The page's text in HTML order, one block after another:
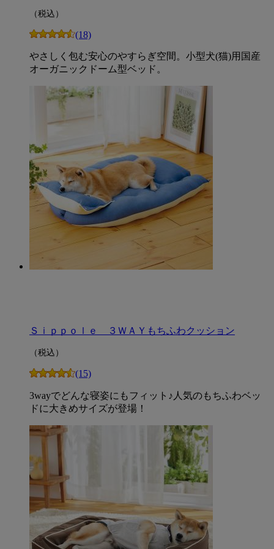
（税込）
(18)
やさしく包む安心のやすらぎ空間。小型犬(猫)用国産
オーガニックドーム型ベッド。
Ｓｉｐｐｏｌｅ ３ＷＡＹもちふわクッション
（税込）
(15)
3wayでどんな寝姿にもフィット♪人気のもちふわベッ
ドに大きめサイズが登場！